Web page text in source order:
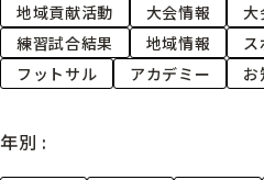
地域貢献活動
大会情報 大
練習試合結果
地域情報 ス
フットサル
アカデミー お
年別 :